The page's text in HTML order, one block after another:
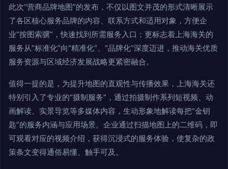
此次“营商品牌地图”的发布，不仅以图文并茂的形式清晰展示
了各区核心服务品牌的内容、联系方式和适用对象，方便企
业“按图索骥”，快速找到所需服务入口；更标志着上海海关的
服务从“标准化”向“精准化”、“品牌化”深度迈进，推动海关优质
服务资源与区域经济发展战略更紧密融合。
值得一提的是，为提升地图的直观性与传播效果，上海海关还
特别引入了专业的“摄制服务”，通过拍摄制作系列短视频、动
画解读、实景导览等多媒体内容，生动形象地解读每把“金钥
匙”的服务内涵与应用场景。企业通过扫描地图上的二维码，即
可观看对应的视频介绍，获得沉浸式的服务体验，使复杂的政
策条文变得通俗易懂、触手可及。